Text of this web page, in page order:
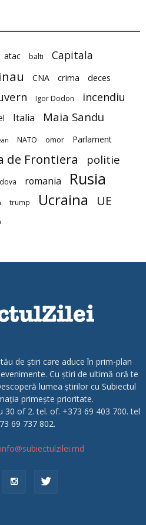
atac balti Capitala
CNA crima deces
Igor Dodon incendiu
Italia Maia Sandu
NATO omor Parlament
de Frontiera politie
romania Rusia
trump Ucraina UE
de știri care aduce în prim-plan
Cu știri de ultimă oră te
lumea știrilor cu Subiectul
primește prioritate.
30 of 2. tel. of. +373 69 403 700. tel
69 737 802.
info@subiectulzilei.md